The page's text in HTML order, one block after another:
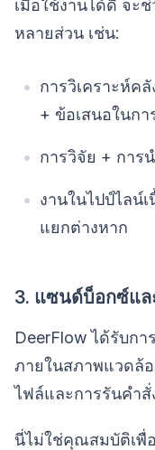
เมื่อใช้งานได้ดี จะ
หลายส่วน เช่น:
การวิเคราะห์ค
+ ข้อเสนอในกา
การวิจัย + การ
งานในไปป์ไลน์
แยกต่างหาก
3. แซนด์บ็อกซ์แล
DeerFlow ได้รับก
ภายในสภาพแวดล้
ไฟล์และการรันคำ
นี่ไม่ใช่คุณสมบัติเพื่